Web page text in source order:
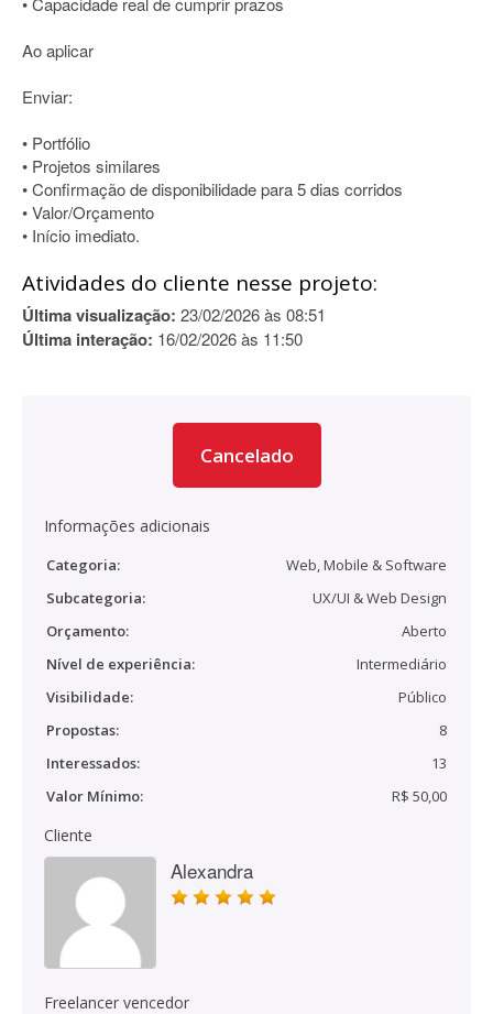
Ao aplicar
Enviar:
• Portfólio
• Projetos similares
• Confirmação de disponibilidade para 5 dias corridos
• Valor/Orçamento
• Início imediato.
Atividades do cliente nesse projeto:
Última visualização: 23/02/2026 às 08:51
Última interação: 16/02/2026 às 11:50
Cancelado
Informações adicionais
Categoria:
Web, Mobile & Software
Subcategoria:
UX/UI & Web Design
Orçamento:
Aberto
Nível de experiência:
Intermediário
Visibilidade:
Público
Propostas:
8
Interessados:
13
Valor Mínimo:
R$ 50,00
Cliente
Alexandra
Freelancer vencedor